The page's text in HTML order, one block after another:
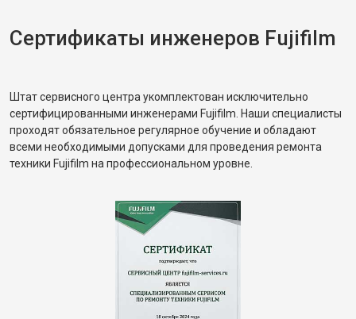
Сертификаты инженеров Fujifilm
Штат сервисного центра укомплектован исключительно
сертифицированными инженерами Fujifilm. Наши специалисты
проходят обязательное регулярное обучение и обладают
всеми необходимыми допусками для проведения ремонта
техники Fujifilm на профессиональном уровне.